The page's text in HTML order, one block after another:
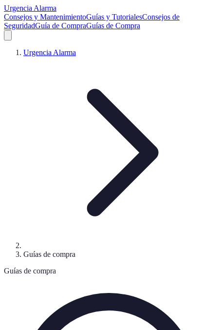
Urgencia Alarma
Consejos y MantenimientoGuías y TutorialesConsejos de
SeguridadGuía de CompraGuías de Compra
Urgencia Alarma
Guías de compra
Guías de compra